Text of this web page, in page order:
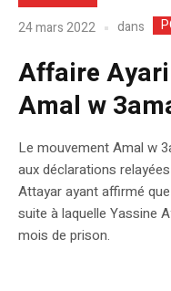
24 mars 2022 dans
Affaire
Amal w
Le mouvement Amal w
aux déclarations
Attayar ayant affirmé
suite à laquelle Yassine
mois de prison.